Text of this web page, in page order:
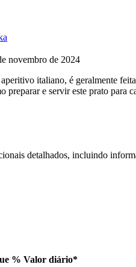
novembro de 2024
italiano, é geralmente
preparar e servir este prato para
detalhados, incluindo
% Valor diário*